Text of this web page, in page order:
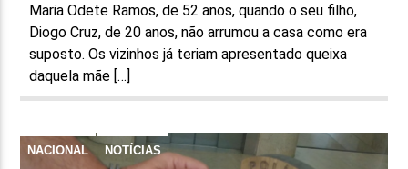
Maria Odete Ramos, de 52 anos, quando o seu filho,
Diogo Cruz, de 20 anos, não arrumou a casa como era
suposto. Os vizinhos já teriam apresentado queixa
daquela mãe […]
NACIONAL NOTÍCIAS